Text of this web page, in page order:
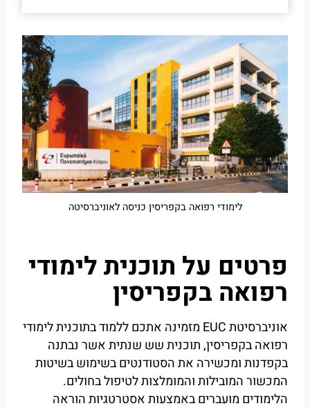
לימודי רפואה בקפריסין כניסה לאוניברסיטה
פרטים על תוכנית לימודי
רפואה בקפריסין
אוניברסיטת EUC מזמינה אתכם ללמוד בתוכנית לימודי
רפואה בקפריסין, תוכנית שש שנתית אשר נבתנה
בקפדנות ומכשירה את הסטודנטים בשימוש בשיטות
המכשור המובילות והמומלצות לטיפול בחולים.
הלימודים מועברים באמצעות אסטרטגיות הוראה